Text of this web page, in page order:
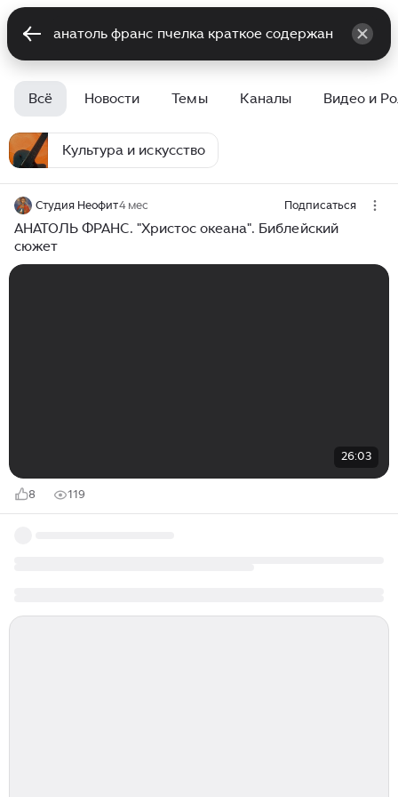
Всё Новости Темы Каналы Видео и
Культура и искусство
Студия Неофит4 мес Подписаться
АНАТОЛЬ ФРАНС. "Христос океана". Библейский
сюжет
26:03
8 119